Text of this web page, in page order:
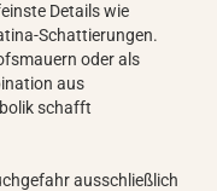
Details wie
Schattierungen.
oder als
aus
schafft
ausschließlich